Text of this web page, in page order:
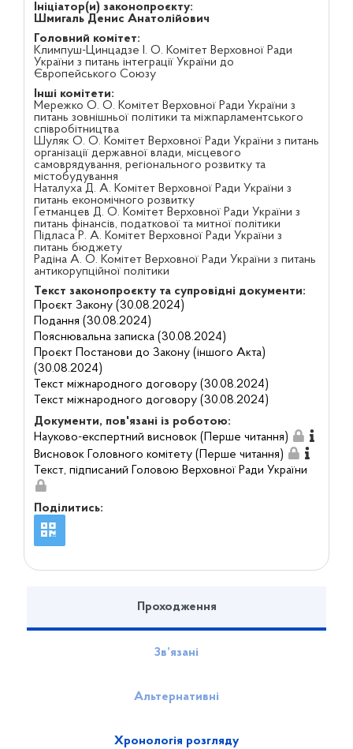
Ініціатор(и) законопроєкту:
Шмигаль Денис Анатолійович
Головний комітет:
Климпуш-Цинцадзе І. О. Комітет Верховної Ради
України з питань інтеграції України до
Європейського Союзу
Інші комітети:
Мережко О. О. Комітет Верховної Ради України з
питань зовнішньої політики та міжпарламентського
співробітництва
Шуляк О. О. Комітет Верховної Ради України з питань
організації державної влади, місцевого
самоврядування, регіонального розвитку та
містобудування
Наталуха Д. А. Комітет Верховної Ради України з
питань економічного розвитку
Гетманцев Д. О. Комітет Верховної Ради України з
питань фінансів, податкової та митної політики
Підласа Р. А. Комітет Верховної Ради України з
питань бюджету
Радіна А. О. Комітет Верховної Ради України з питань
антикорупційної політики
Текст законопроєкту та супровідні документи:
Проєкт Закону (30.08.2024)
Подання (30.08.2024)
Пояснювальна записка (30.08.2024)
Проєкт Постанови до Закону (іншого Акта)
(30.08.2024)
Текст міжнародного договору (30.08.2024)
Текст міжнародного договору (30.08.2024)
Документи, пов'язані із роботою:
Науково-експертний висновок (Перше читання)
Висновок Головного комітету (Перше читання)
Текст, підписаний Головою Верховної Ради України
Поділитись:
Проходження
Зв’язані
Альтернативні
Хронологія розгляду